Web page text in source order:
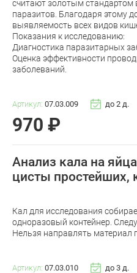
считают золотым стандартом
паразитов. Благодаря этому
выявляемость всех видов
Показания к исследованию:
Диагностика паразитарных
Оценка эффективности
заболеваний.
Артикул: 07.03.009 до 2 д.
970 ₽
Анализ кала на
цисты простейших,
Кал для исследования
одноразовый контейнер.
Нельзя направлять материал
Артикул: 07.03.010 до 3 д.